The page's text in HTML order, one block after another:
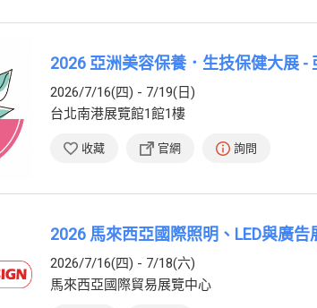
2026 亞洲美容保養．生技保健大展 -
2026/7/16(四) - 7/19(日)
台北南港展覽館1館1樓
收藏 官網 詢問
2026 馬來西亞國際照明、LED與廣告
2026/7/16(四) - 7/18(六)
馬來西亞國際貿易展覽中心